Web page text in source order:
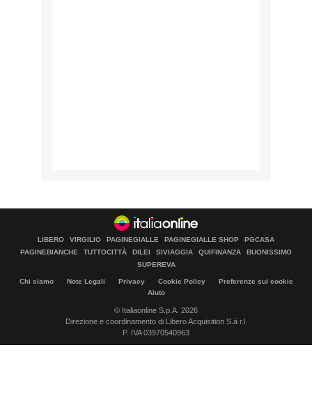
LIBERO VIRGILIO PAGINEGIALLE PAGINEGIALLE SHOP
PGCASA
PAGINEBIANCHE
TUTTOCITTÀ DILEI SIVIAGGIA QUIFINANZA
BUONISSIMO
SUPEREVA
Chi siamo Note Legali Privacy Cookie Policy
Preferenze sui cookie
Aiuto
© Italiaonline S.p.A. 2026
Direzione e coordinamento di Libero Acquisition S.á r.l.
P. IVA 03970540963